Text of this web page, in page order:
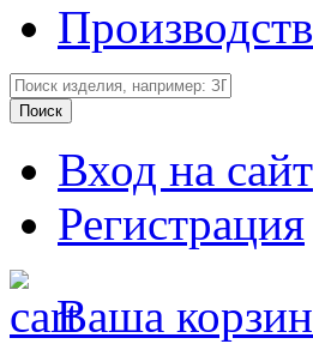
Вход на сайт
Регистрация
Ваша